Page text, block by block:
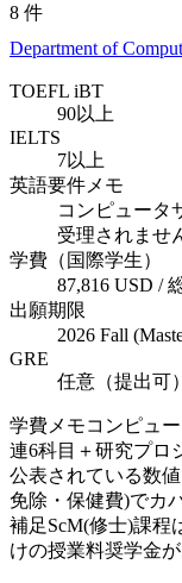
8 件
Department of
TOEFL iBT
90以上
IELTS
7以上
英語要件メモ
コンピュータ
受理されませ
学費（国際学生）
87,816 USD /
出願期限
2026 Fall
GRE
任意（提出可）
学費メモコンピュ
連6科目＋研究プロ
公表されている数
免除・保健費)でカ
補足ScM(修士)課程
けの授業料奨学金